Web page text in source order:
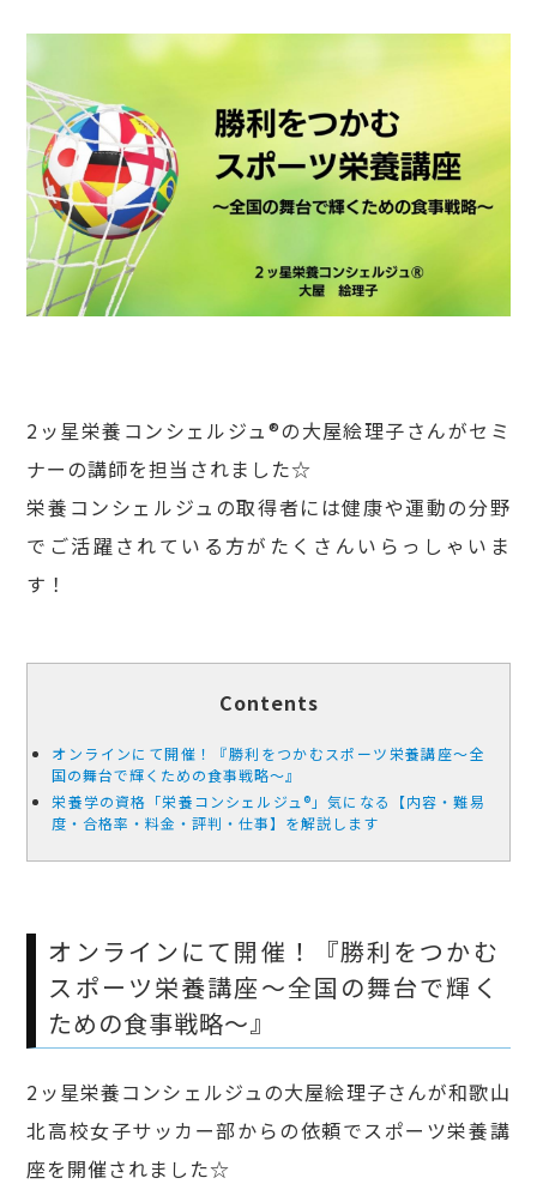
2ッ星栄養コンシェルジュ®の大屋絵理子さんがセミ
ナーの講師を担当されました☆
栄養コンシェルジュの取得者には健康や運動の分野
でご活躍されている方がたくさんいらっしゃいま
す！
Contents
オンラインにて開催！『勝利をつかむスポーツ栄養講座～全
国の舞台で輝くための食事戦略～』
栄養学の資格「栄養コンシェルジュ®」気になる【内容・難易
度・合格率・料金・評判・仕事】を解説します
オンラインにて開催！『勝利をつかむ
スポーツ栄養講座～全国の舞台で輝く
ための食事戦略～』
2ッ星栄養コンシェルジュの大屋絵理子さんが和歌山
北高校女子サッカー部からの依頼でスポーツ栄養講
座を開催されました☆